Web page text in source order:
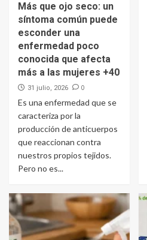
Más que ojo seco: un
síntoma común puede
esconder una
enfermedad poco
conocida que afecta
más a las mujeres +40
31 julio, 2026 0
Es una enfermedad que se
caracteriza por la
producción de anticuerpos
que reaccionan contra
nuestros propios tejidos.
Pero no es...